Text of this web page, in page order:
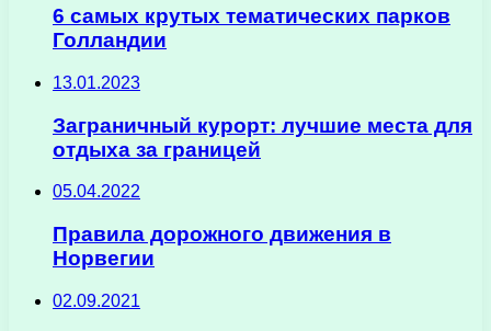
6 самых крутых тематических парков
Голландии
13.01.2023
Заграничный курорт: лучшие места для
отдыха за границей
05.04.2022
Правила дорожного движения в
Норвегии
02.09.2021